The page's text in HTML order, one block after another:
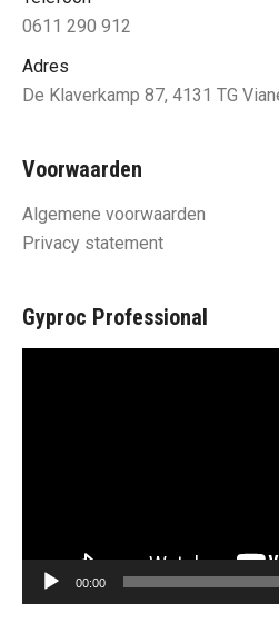
0611 290 912
Adres
De Klaverkamp 87, 4131 TG
Voorwaarden
Algemene voorwaarden
Privacy statement
Gyproc Professional
00:00